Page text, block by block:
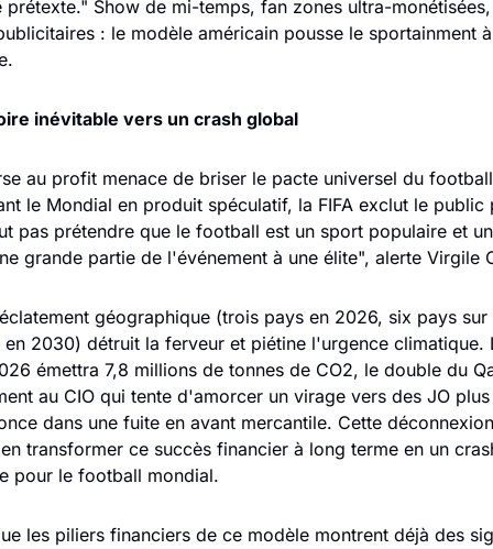
prétexte." Show de mi-temps, fan zones ultra-
: le modèle américain pousse le sportainment
inévitable vers un crash global
au profit menace de briser le pacte universel du
le Mondial en produit spéculatif, la FIFA exclut le public
pas prétendre que le football est un sport populaire et
grande partie de l'événement à une élite", alerte Virgile
géographique (trois pays en 2026, six pays sur
en 2030) détruit la ferveur et piétine l'urgence climatique.
émettra 7,8 millions de tonnes de CO2, le double du
au CIO qui tente d'amorcer un virage vers des JO
dans une fuite en avant mercantile. Cette
transformer ce succès financier à long terme en un
pour le football mondial.
les piliers financiers de ce modèle montrent déjà des